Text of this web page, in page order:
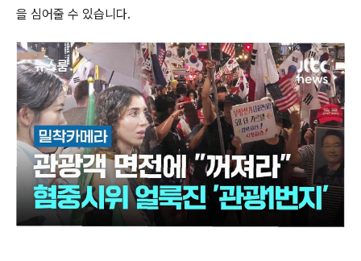
을 심어줄 수 있습니다.